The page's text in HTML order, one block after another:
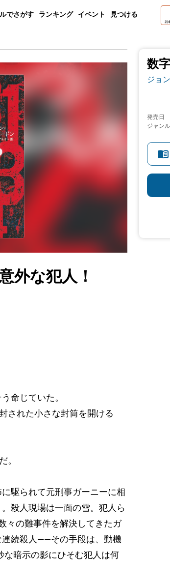
でさがす ランキング イベント 見つける
数
ジョ
発売日
ジャンル
外な犯人！
命じていた。
された小さな封筒を開ける
。
駆られて元刑事ガーニーに相
殺人現場は一面の雪。犯人ら
々の難事件を解決してきたガ
連続殺人――その手段は、動機
暗示の影にひそむ犯人は何